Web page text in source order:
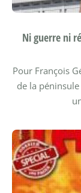
Ni guerre ni
Pour François
de la